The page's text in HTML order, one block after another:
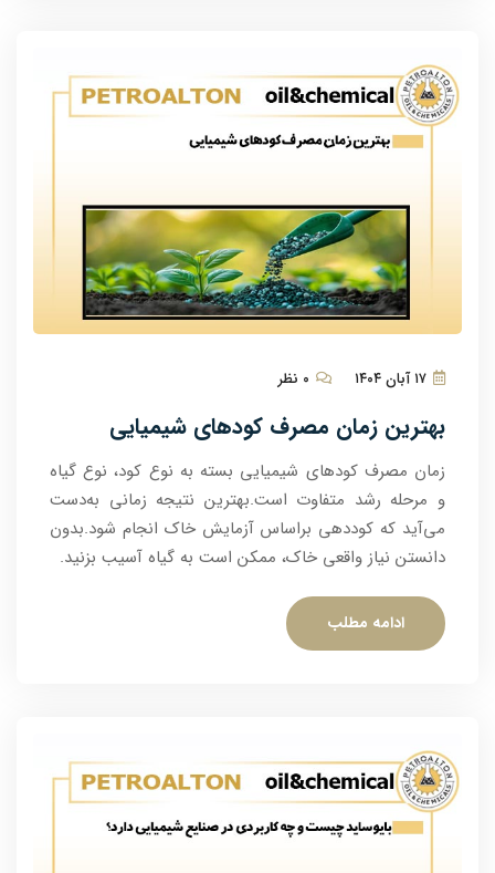
بهترین زمان مصرف کودهای شیمیایی
زمان مصرف کودهای شیمیایی بسته به نوع کود، نوع گیاه
و مرحله رشد متفاوت است.بهترین نتیجه زمانی به‌دست
می‌آید که کوددهی براساس آزمایش خاک انجام شود.بدون
دانستن نیاز واقعی خاک، ممکن است به گیاه آسیب بزنید.
ادامه مطلب